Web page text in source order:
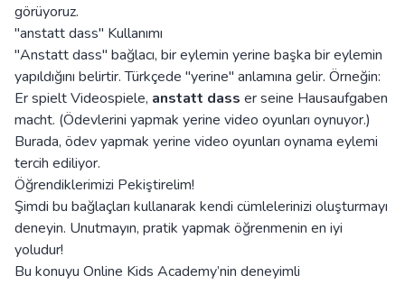
görüyoruz.
"anstatt dass" Kullanımı
"Anstatt dass" bağlacı, bir eylemin yerine başka bir eylemin
yapıldığını belirtir. Türkçede "yerine" anlamına gelir. Örneğin:
Er spielt Videospiele, anstatt dass er seine Hausaufgaben
macht. (Ödevlerini yapmak yerine video oyunları oynuyor.)
Burada, ödev yapmak yerine video oyunları oynama eylemi
tercih ediliyor.
Öğrendiklerimizi Pekiştirelim!
Şimdi bu bağlaçları kullanarak kendi cümlelerinizi oluşturmayı
deneyin. Unutmayın, pratik yapmak öğrenmenin en iyi
yoludur!
Bu konuyu Online Kids Academy’nin deneyimli